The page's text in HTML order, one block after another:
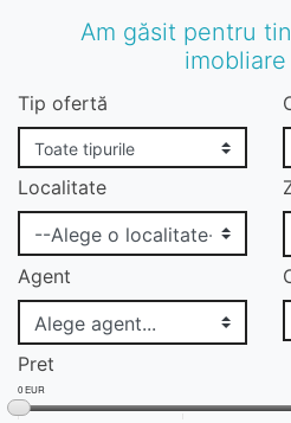
Am găsit pentru
Tip ofertă
Localitate
Agent
Pret
0 EUR
OK